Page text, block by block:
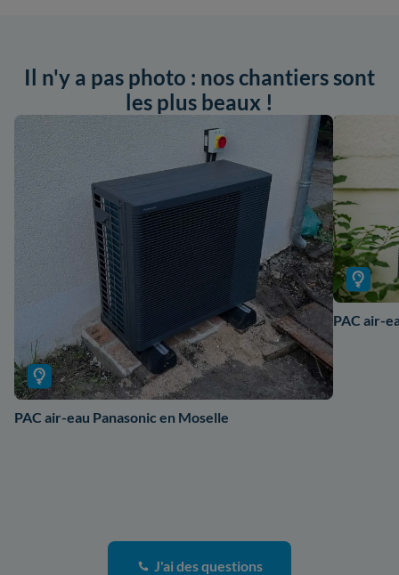
Il n'y a pas photo : nos chantiers sont
les plus beaux !
PAC air-eau Panasonic en Moselle
PAC air-
J'ai des questions